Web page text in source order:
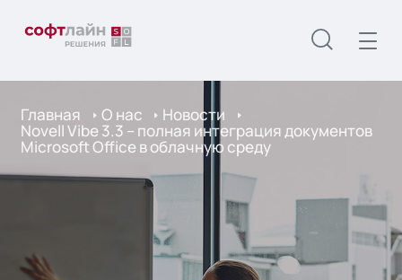
Главная О нас Новости
Novell Vibe 3.3 – полная интеграция документов
Microsoft Office в облачную среду